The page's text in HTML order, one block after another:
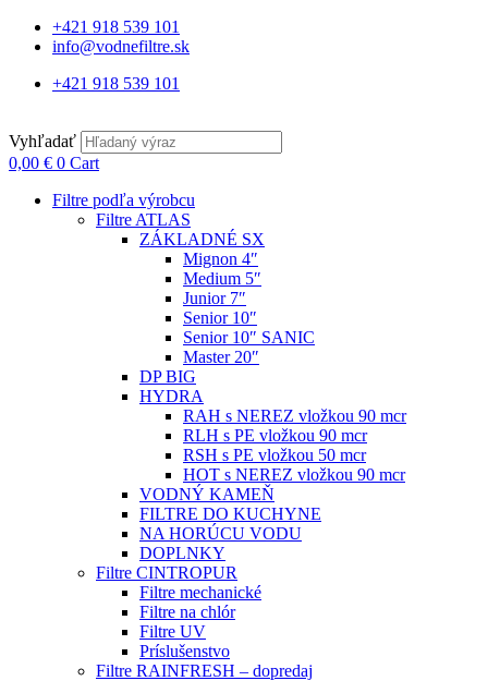
+421 918 539 101
info@vodnefiltre.sk
+421 918 539 101
Vyhľadať
0,00 € 0 Cart
Filtre podľa výrobcu
Filtre ATLAS
ZÁKLADNÉ SX
Mignon 4″
Medium 5″
Junior 7″
Senior 10″
Senior 10″ SANIC
Master 20″
DP BIG
HYDRA
RAH s NEREZ vložkou 90 mcr
RLH s PE vložkou 90 mcr
RSH s PE vložkou 50 mcr
HOT s NEREZ vložkou 90 mcr
VODNÝ KAMEŇ
FILTRE DO KUCHYNE
NA HORÚCU VODU
DOPLNKY
Filtre CINTROPUR
Filtre mechanické
Filtre na chlór
Filtre UV
Príslušenstvo
Filtre RAINFRESH – dopredaj